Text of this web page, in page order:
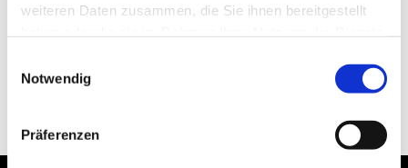
weiteren Daten zusammen, die Sie ihnen bereitgestellt
Notwendig
Präferenzen